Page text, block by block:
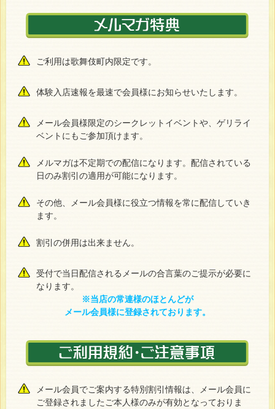
ご利用は歌舞伎町内限定です。
体験入店速報を最速で会員様にお知らせいたします。
メール会員様限定のシークレットイベントや、ゲリライ
ベントにもご参加頂けます。
メルマガは不定期での配信になります。配信されている
日のみ割引の適用が可能になります。
その他、メール会員様に役立つ情報を常に配信していき
ます。
割引の併用は出来ません。
受付で当日配信されるメールの合言葉のご提示が必要に
なります。
※当店の常連様のほとんどが
メール会員様に登録されております。
メール会員でご案内する特別割引情報は、メール会員に
ご登録されましたご本人様のみが有効となっておりま